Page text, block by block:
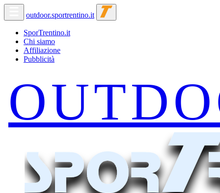
outdoor.sportrentino.it
SporTrentino.it
Chi siamo
Affiliazione
Pubblicità